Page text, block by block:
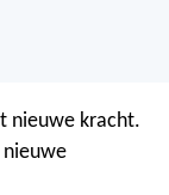
nieuwe kracht.
nieuwe